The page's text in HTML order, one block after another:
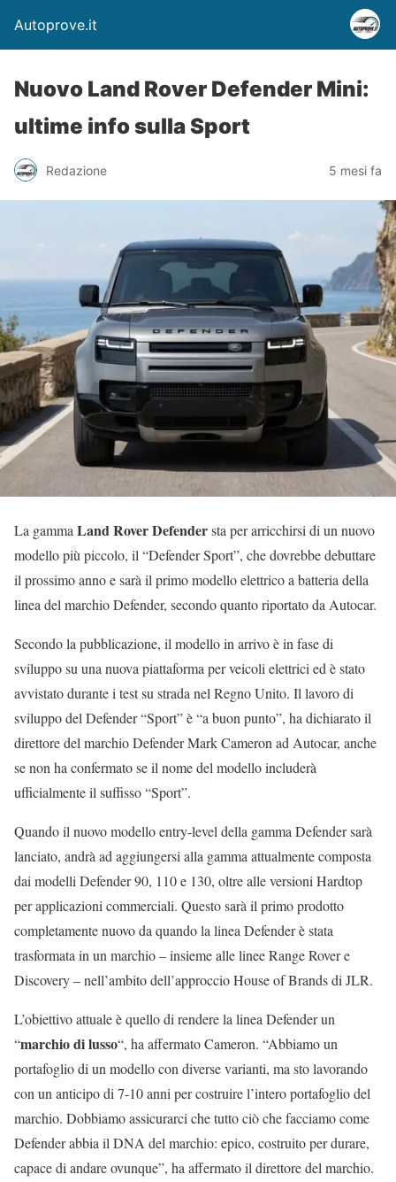
Autoprove.it
Nuovo Land Rover Defender Mini:
ultime info sulla Sport
Redazione 5 mesi fa
La gammaLand Rover Defendersta per arricchirsi di un nuovo
modello più piccolo, il “Defender Sport”, che dovrebbe debuttare
il prossimo anno e sarà il primo modello elettrico a batteria della
linea del marchio Defender, secondo quanto riportato da Autocar.
Secondo la pubblicazione, il modello in arrivo è in fase di
sviluppo su una nuova piattaforma per veicoli elettrici ed è stato
avvistato durante i test su strada nel Regno Unito. Il lavoro di
sviluppo del Defender “Sport” è “a buon punto”, ha dichiarato il
direttore del marchio Defender Mark Cameron ad Autocar, anche
se non ha confermato se il nome del modello includerà
ufficialmente il suffisso “Sport”.
Quando il nuovo modello entry-level della gamma Defender sarà
lanciato, andrà ad aggiungersi alla gamma attualmente composta
dai modelli Defender 90, 110 e 130, oltre alle versioni Hardtop
per applicazioni commerciali. Questo sarà il primo prodotto
completamente nuovo da quando la linea Defender è stata
trasformata in un marchio – insieme alle linee Range Rover e
Discovery – nell’ambito dell’approccio House of Brands di JLR.
L’obiettivo attuale è quello di rendere la linea Defender un
“marchio di lusso“, ha affermato Cameron. “Abbiamo un
portafoglio di un modello con diverse varianti, ma sto lavorando
con un anticipo di 7-10 anni per costruire l’intero portafoglio del
marchio. Dobbiamo assicurarci che tutto ciò che facciamo come
Defender abbia il DNA del marchio: epico, costruito per durare,
capace di andare ovunque”, ha affermato il direttore del marchio.